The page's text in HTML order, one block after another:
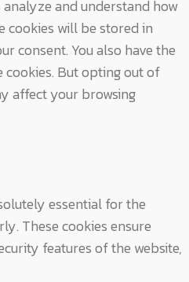
and understand how
cookies will be stored in
consent. You also have the
But opting out of
affect your browsing
essential for the
These cookies ensure
features of the website,